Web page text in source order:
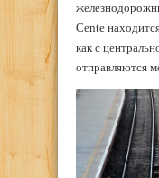
Cente
как с
отправляются